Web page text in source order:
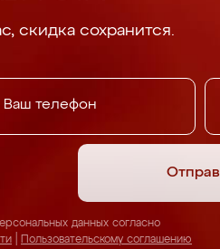
скидка сохранится.
данных согласно
Пользовательскому соглашению